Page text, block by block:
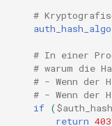
jwt-verification
kafka
#
# In einer
# warum die
# - Wenn der
# - Wenn der
if ($auth_hash
return 403